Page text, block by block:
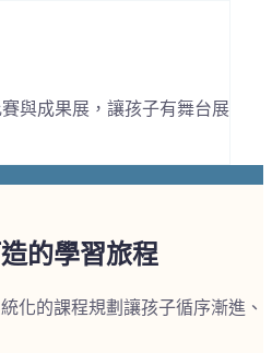
與成果展，讓孩子有舞台展
的學習旅程
化的課程規劃讓孩子循序漸進、